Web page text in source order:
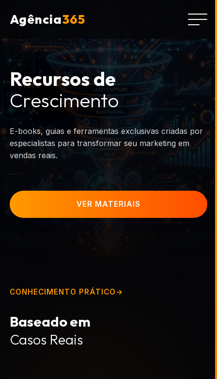
Agência365
Recursos de
Crescimento
E-books, guias e ferramentas exclusivas criadas por
especialistas para transformar seu marketing em
vendas reais.
VER MATERIAIS
CONHECIMENTO PRÁTICO
Baseado em
Casos Reais